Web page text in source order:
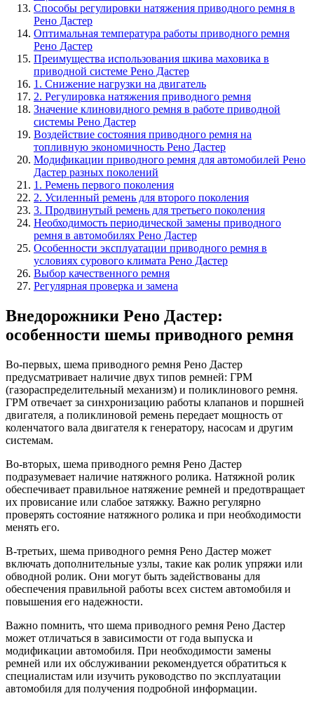
Способы регулировки натяжения приводного ремня в
Рено Дастер
Оптимальная температура работы приводного ремня
Рено Дастер
Преимущества использования шкива маховика в
приводной системе Рено Дастер
1. Снижение нагрузки на двигатель
2. Регулировка натяжения приводного ремня
Значение клиновидного ремня в работе приводной
системы Рено Дастер
Воздействие состояния приводного ремня на
топливную экономичность Рено Дастер
Модификации приводного ремня для автомобилей Рено
Дастер разных поколений
1. Ремень первого поколения
2. Усиленный ремень для второго поколения
3. Продвинутый ремень для третьего поколения
Необходимость периодической замены приводного
ремня в автомобилях Рено Дастер
Особенности эксплуатации приводного ремня в
условиях сурового климата Рено Дастер
Выбор качественного ремня
Регулярная проверка и замена
Внедорожники Рено Дастер:
особенности шемы приводного ремня
Во-первых, шема приводного ремня Рено Дастер
предусматривает наличие двух типов ремней: ГРМ
(газораспределительный механизм) и поликлинового ремня.
ГРМ отвечает за синхронизацию работы клапанов и поршней
двигателя, а поликлиновой ремень передает мощность от
коленчатого вала двигателя к генератору, насосам и другим
системам.
Во-вторых, шема приводного ремня Рено Дастер
подразумевает наличие натяжного ролика. Натяжной ролик
обеспечивает правильное натяжение ремней и предотвращает
их провисание или слабое затяжку. Важно регулярно
проверять состояние натяжного ролика и при необходимости
менять его.
В-третьих, шема приводного ремня Рено Дастер может
включать дополнительные узлы, такие как ролик упряжи или
обводной ролик. Они могут быть задействованы для
обеспечения правильной работы всех систем автомобиля и
повышения его надежности.
Важно помнить, что шема приводного ремня Рено Дастер
может отличаться в зависимости от года выпуска и
модификации автомобиля. При необходимости замены
ремней или их обслуживании рекомендуется обратиться к
специалистам или изучить руководство по эксплуатации
автомобиля для получения подробной информации.